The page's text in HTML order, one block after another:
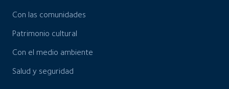
Con las comunidades
Patrimonio cultural
Con el medio ambiente
Salud y seguridad